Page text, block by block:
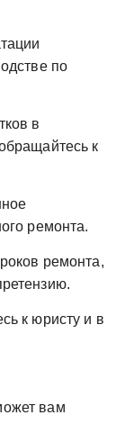
по
в
к
ремонта.
ремонта,
к юристу и в
вам